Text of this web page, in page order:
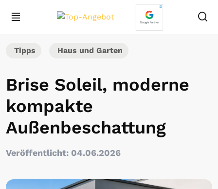
Tipps Haus und Garten
Brise Soleil, moderne
kompakte
Außenbeschattung
Veröffentlicht: 04.06.2026